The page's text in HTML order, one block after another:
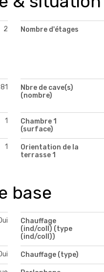
2 Nombre d'étages
81
Nbre de cave(s)
(nombre)
1
Chambre 1
(surface)
1
Orientation de la
terrasse 1
base
Chauffage
(ind/coll) (type
(ind/coll))
Chauffage (type)